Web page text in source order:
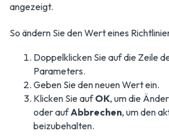
angezeigt.
So ändern Sie den Wert eines
Doppelklicken Sie auf die Zeile
Parameters.
Geben Sie den neuen Wert ein.
Klicken Sie aufOK, um die
oder aufAbbrechen, um den
beizubehalten.